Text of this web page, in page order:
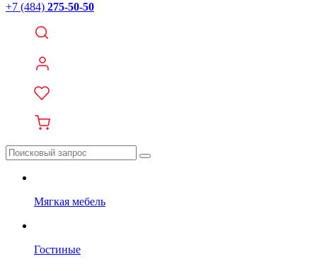
+7 (484) 275-50-50
Мягкая мебель
Гостиные